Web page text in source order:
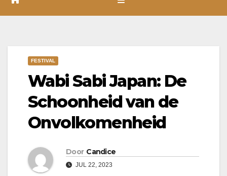
FESTIVAL
Wabi Sabi Japan: De
Schoonheid van de
Onvolkomenheid
Door Candice
JUL 22, 2023